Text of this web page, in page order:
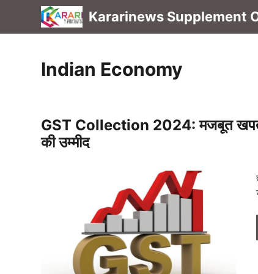
content
Kararinews Supplement
Indian Economy
GST Collection 2024: मजबूत खपत
की उम्मीद